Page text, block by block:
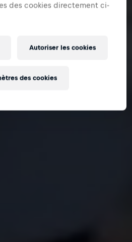
des cookies directement ci-
Autoriser les cookies
des cookies